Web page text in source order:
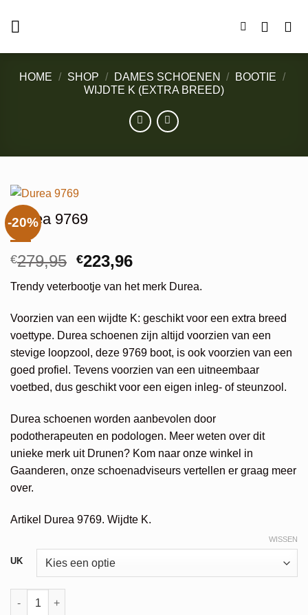
naar
HOME / SHOP / DAMES SCHOENEN / BOOTIE /
WIJDTE K (EXTRA BREED)
-20%
Durea 9769
€279,95 Oorspronkelijke
was:
€279,95.
€223,96Huidige
is:
€223,96.
Trendy veterbootje van het merk Durea.
Voorzien van een wijdte K: geschikt voor een extra breed
voettype. Durea schoenen zijn altijd voorzien van een
stevige loopzool, deze 9769 boot, is ook voorzien van een
goed profiel. Tevens voorzien van een uitneembaar
voetbed, dus geschikt voor een eigen inleg- of steunzool.
Durea schoenen worden aanbevolen door
podotherapeuten en podologen. Meer weten over dit
unieke merk uit Drunen? Kom naar onze winkel in
Gaanderen, onze schoenadviseurs vertellen er graag meer
over.
Artikel Durea 9769. Wijdte K.
UK
WISSEN
Durea 9769 aantal
Alternative: